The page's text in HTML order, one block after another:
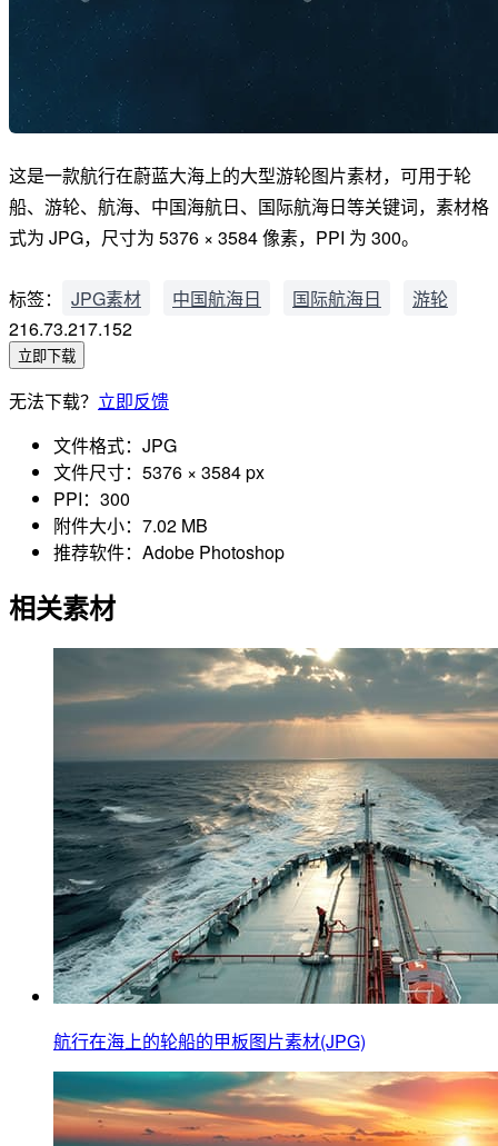
这是一款航行在蔚蓝大海上的大型游轮图片素材，可用于轮
船、游轮、航海、中国海航日、国际航海日等关键词，素材格
式为 JPG，尺寸为 5376 × 3584 像素，PPI 为 300。
标签： JPG素材 中国航海日 国际航海日
游轮
216.73.217.152
立即下载
无法下载？ 立即反馈
文件格式： JPG
文件尺寸： 5376 × 3584 px
PPI： 300
附件大小： 7.02 MB
推荐软件： Adobe Photoshop
相关素材
航行在海上的轮船的甲板图片素材(JPG)